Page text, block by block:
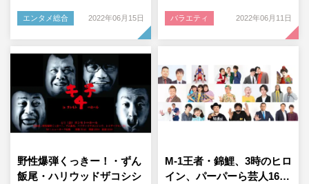
エンタメ総合 2022年06月15日 バラエティ 2022年06月11日
野性爆弾くっきー！・ずん
飯尾・ハリウッドザコシシ
M-1王者・錦鯉、3時のヒロ
イン、パーパーら芸人16…